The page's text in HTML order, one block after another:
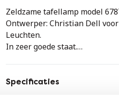
Zeldzame tafellamp model
Ontwerper: Christian Dell
Leuchten.
In zeer goede staat.
Extra UE: euro 80.
Specificaties